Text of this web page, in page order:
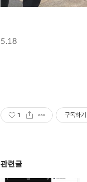
5.18
1 구독하기
관련글